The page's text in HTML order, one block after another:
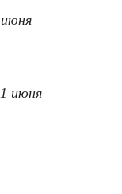
июня